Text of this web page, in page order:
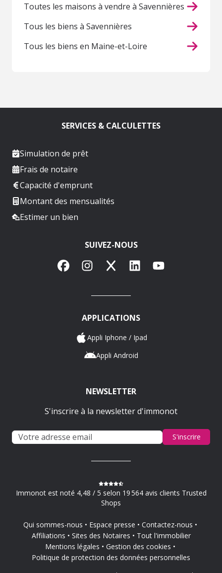
Toutes les maisons à vendre à Savennières
Tous les biens à Savennières
Tous les biens en Maine-et-Loire
SERVICES & CALCULETTES
Simulation de prêt
Frais de notaire
Capacité d'emprunt
Montant des mensualités
Estimer un bien
SUIVEZ-NOUS
FacebookInstagram
X LinkedInYouTube
APPLICATIONS
Appli Iphone / Ipad
Appli Android
NEWSLETTER
S'inscrire à la newsletter d'immonot
S'inscrire
Immonot est noté 4,48 / 5 selon 19 564 avis clients Trusted
Shops
Qui sommes-nous Espace presse
Contactez-nous
Affiliations
Sites des Notaires
Tout l'immobilier
Mentions légales
Gestion des cookies
Politique de protection des données personnelles